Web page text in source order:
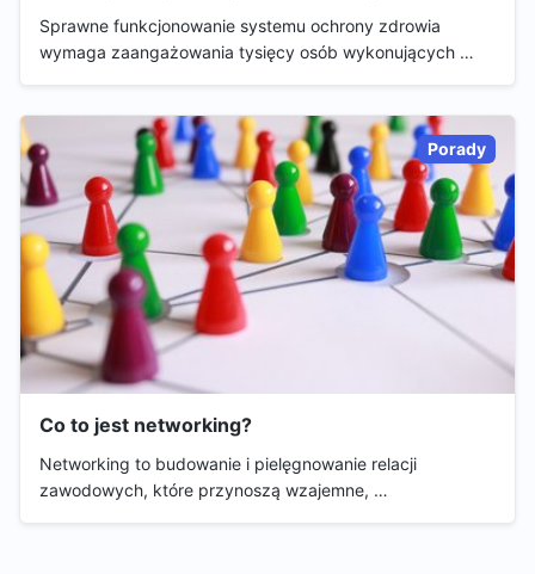
Sprawne funkcjonowanie systemu ochrony zdrowia
wymaga zaangażowania tysięcy osób wykonujących …
Porady
Co to jest networking?
Networking to budowanie i pielęgnowanie relacji
zawodowych, które przynoszą wzajemne, …